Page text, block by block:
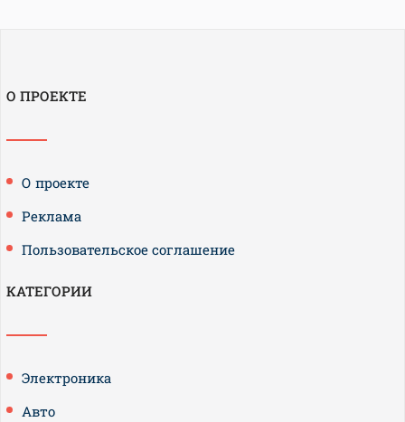
О ПРОЕКТЕ
О проекте
Реклама
Пользовательское соглашение
КАТЕГОРИИ
Электроника
Авто